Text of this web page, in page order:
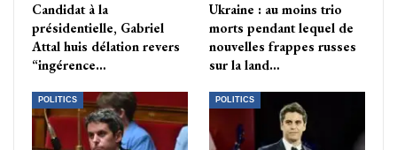
Candidat à la
présidentielle, Gabriel
Attal huis délation revers
“ingérence…
Ukraine : au moins trio
morts pendant lequel de
nouvelles frappes russes
sur la land…
POLITICS POLITICS